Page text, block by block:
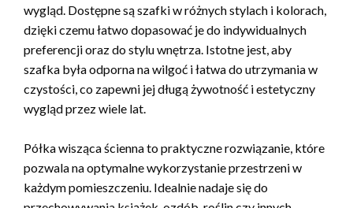
wygląd. Dostępne są szafki w różnych stylach i kolorach,
dzięki czemu łatwo dopasować je do indywidualnych
preferencji oraz do stylu wnętrza. Istotne jest, aby
szafka była odporna na wilgoć i łatwa do utrzymania w
czystości, co zapewni jej długą żywotność i estetyczny
wygląd przez wiele lat.
Półka wisząca ścienna to praktyczne rozwiązanie, które
pozwala na optymalne wykorzystanie przestrzeni w
każdym pomieszczeniu. Idealnie nadaje się do